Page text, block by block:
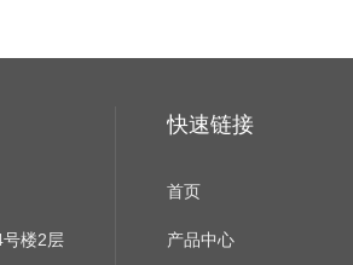
楼2层
快速链接
首页
产品中心